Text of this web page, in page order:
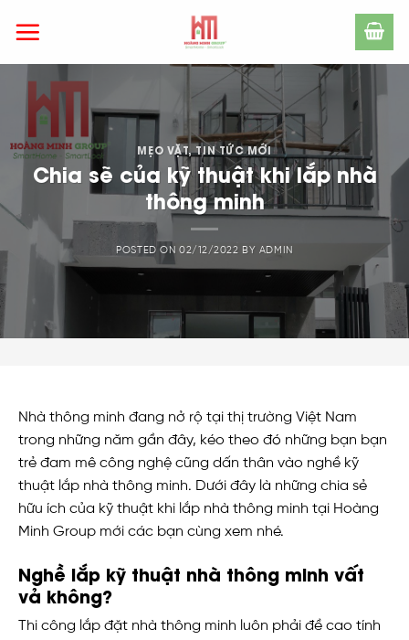
MẸO VẶT,TIN TỨC MỚI
Chia sẽ của kỹ thuật khi lắp nhà
thông minh
POSTED ON 02/12/2022 BY ADMIN
Nhà thông minh đang nở rộ tại thị trường Việt Nam
trong những năm gần đây, kéo theo đó những bạn bạn
trẻ đam mê công nghệ cũng dấn thân vào nghề kỹ
thuật lắp nhà thông minh. Dưới đây là những chia sẻ
hữu ích của kỹ thuật khi lắp nhà thông minh tại Hoàng
Minh Group mới các bạn cùng xem nhé.
Nghề lắp kỹ thuật nhà thông minh vất
vả không?
Thi công lắp đặt nhà thông minh luôn phải đề cao tính